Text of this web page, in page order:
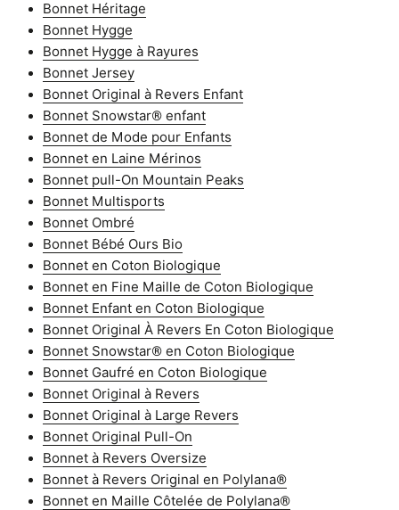
Bonnet Héritage
Bonnet Hygge
Bonnet Hygge à Rayures
Bonnet Jersey
Bonnet Original à Revers Enfant
Bonnet Snowstar® enfant
Bonnet de Mode pour Enfants
Bonnet en Laine Mérinos
Bonnet pull-On Mountain Peaks
Bonnet Multisports
Bonnet Ombré
Bonnet Bébé Ours Bio
Bonnet en Coton Biologique
Bonnet en Fine Maille de Coton Biologique
Bonnet Enfant en Coton Biologique
Bonnet Original À Revers En Coton Biologique
Bonnet Snowstar® en Coton Biologique
Bonnet Gaufré en Coton Biologique
Bonnet Original à Revers
Bonnet Original à Large Revers
Bonnet Original Pull-On
Bonnet à Revers Oversize
Bonnet à Revers Original en Polylana®
Bonnet en Maille Côtelée de Polylana®